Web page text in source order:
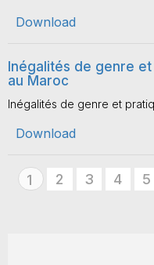
Download
Inégalités de genre
au Maroc
Inégalités de genre et
Download
1 2 3 4 5